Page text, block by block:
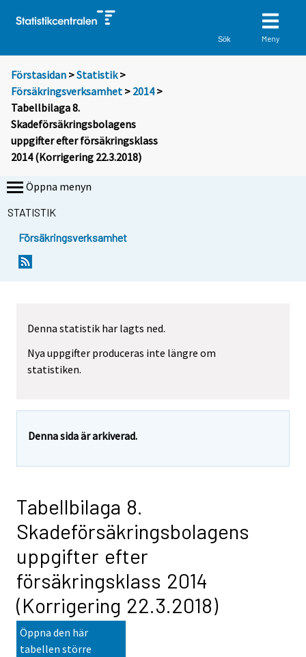
Sök Meny
Förstasidan >Statistik >
Försäkringsverksamhet > 2014>
Tabellbilaga 8.
Skadeförsäkringsbolagens
uppgifter efter försäkringsklass
2014 (Korrigering 22.3.2018)
Öppna menyn
STATISTIK
Försäkringsverksamhet
Denna statistik har lagts ned.
Nya uppgifter produceras inte längre om
statistiken.
Denna sida är arkiverad.
Tabellbilaga 8.
Skadeförsäkringsbolagens
uppgifter efter
försäkringsklass 2014
(Korrigering 22.3.2018)
Öppna den här
tabellen större